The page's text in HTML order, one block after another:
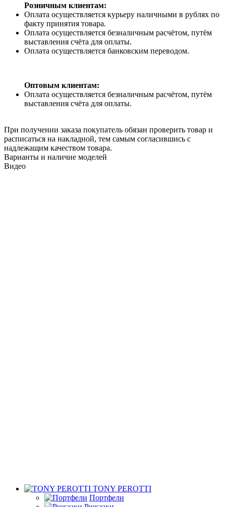
Розничным клиентам:
Оплата осуществляется курьеру наличными в рублях по
факту принятия товара.
Оплата осуществляется безналичным расчётом, путём
выставления счёта для оплаты.
Оплата осуществляется банковским переводом.
Оптовым клиентам:
Оплата осуществляется безналичным расчётом, путём
выставления счёта для оплаты.
При получении заказа покупатель обязан проверить товар и
расписаться на накладной, тем самым согласившись с
надлежащим качеством товара.
Варианты и наличие моделей
Видео
TONY PEROTTI
Портфели